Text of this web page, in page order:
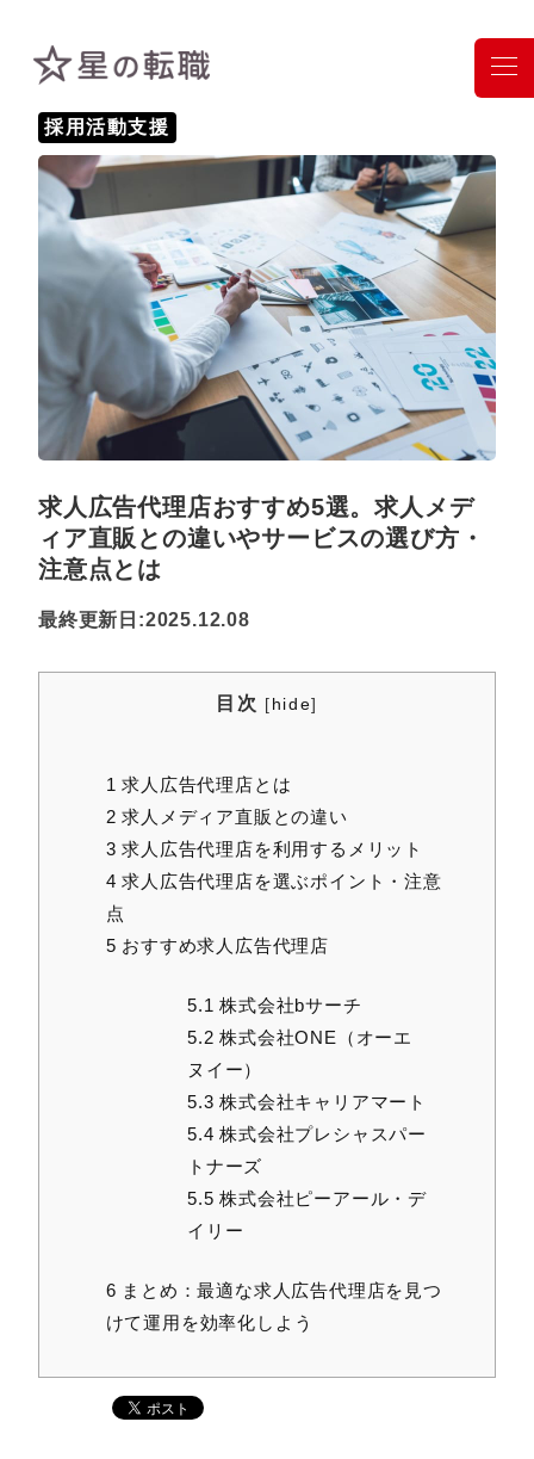
採用活動支援
求人広告代理店おすすめ5選。求人メデ
ィア直販との違いやサービスの選び方・
注意点とは
最終更新日:2025.12.08
目次 [hide]
1 求人広告代理店とは
2 求人メディア直販との違い
3 求人広告代理店を利用するメリット
4 求人広告代理店を選ぶポイント・注意
点
5 おすすめ求人広告代理店
5.1 株式会社bサーチ
5.2 株式会社ONE（オーエ
ヌイー）
5.3 株式会社キャリアマート
5.4 株式会社プレシャスパー
トナーズ
5.5 株式会社ピーアール・デ
イリー
6 まとめ：最適な求人広告代理店を見つ
けて運用を効率化しよう